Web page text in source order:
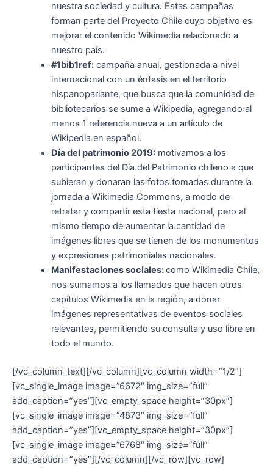
nuestra sociedad y cultura. Estas campañas
forman parte del Proyecto Chile cuyo objetivo es
mejorar el contenido Wikimedia relacionado a
nuestro país.
#1bib1ref:campaña anual, gestionada a nivel
internacional con un énfasis en el territorio
hispanoparlante, que busca que la comunidad de
bibliotecarios se sume a Wikipedia, agregando al
menos 1 referencia nueva a un artículo de
Wikipedia en español.
Día del patrimonio 2019:motivamos a los
participantes del Día del Patrimonio chileno a que
subieran y donaran las fotos tomadas durante la
jornada a Wikimedia Commons, a modo de
retratar y compartir esta fiesta nacional, pero al
mismo tiempo de aumentar la cantidad de
imágenes libres que se tienen de los monumentos
y expresiones patrimoniales nacionales.
Manifestaciones sociales:como Wikimedia Chile,
nos sumamos a los llamados que hacen otros
capítulos Wikimedia en la región, a donar
imágenes representativas de eventos sociales
relevantes, permitiendo su consulta y uso libre en
todo el mundo.
[/vc_column_text][/vc_column][vc_column width=”1/2″]
[vc_single_image image=”6672″ img_size=”full”
add_caption=”yes”][vc_empty_space height=”30px”]
[vc_single_image image=”4873″ img_size=”full”
add_caption=”yes”][vc_empty_space height=”30px”]
[vc_single_image image=”6768″ img_size=”full”
add_caption=”yes”][/vc_column][/vc_row][vc_row]